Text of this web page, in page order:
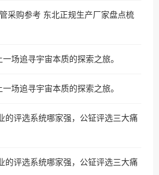
采购参考 东北正规生产厂家盘点梳
场追寻宇宙本质的探索之旅。
场追寻宇宙本质的探索之旅。
的评选系统哪家强，公钲评选三大痛
的评选系统哪家强，公钲评选三大痛